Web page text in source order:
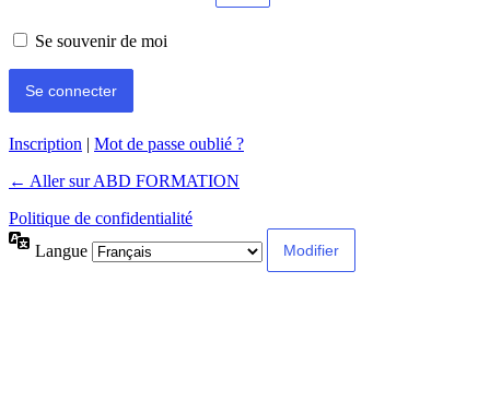
Se souvenir de moi
Inscription | Mot de passe oublié ?
← Aller sur ABD FORMATION
Politique de confidentialité
Langue